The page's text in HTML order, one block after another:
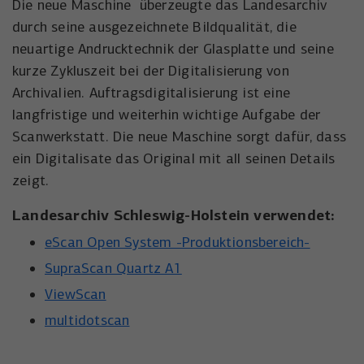
Die neue Maschine überzeugte das Landesarchiv
durch seine ausgezeichnete Bildqualität, die
neuartige Andrucktechnik der Glasplatte und seine
kurze Zykluszeit bei der Digitalisierung von
Archivalien. Auftragsdigitalisierung ist eine
langfristige und weiterhin wichtige Aufgabe der
Scanwerkstatt. Die neue Maschine sorgt dafür, dass
ein Digitalisate das Original mit all seinen Details
zeigt.
Landesarchiv Schleswig-Holstein verwendet:
eScan Open System -Produktionsbereich-
SupraScan Quartz A1
ViewScan
multidotscan
Name wal_webinar_source
Anbieter Walter Nagel GmbH & Co. KG
Laufzeit 30 Tage
Zweck
Speichert die Besucher-Quelle für
Anbieter Meta Platforms, Inc.
Laufzeit 3 Monate
Zweck
Wird von Facebook/Meta genutzt, um den
Erfolg von Werbeanzeigen zu messen und
Nutzer zu identifizieren.
Name
Anbieter Microsoft Corporation
verfolgen.
Externe Inhalte
Externe Inhalte (von z.B. Videoplattformen, Social-Media-
Plattformen oder Google-Maps) werden standardmäßig
blockiert. Wenn Cookies von externen Medien akzeptiert
werden, bedarf der Zugriff auf diese Inhalte keiner
manuellen Einwilligung mehr.
Name NID
Zweck
Wird zum Entsperren von Google Maps-
Cookie-Informationen anzeigen